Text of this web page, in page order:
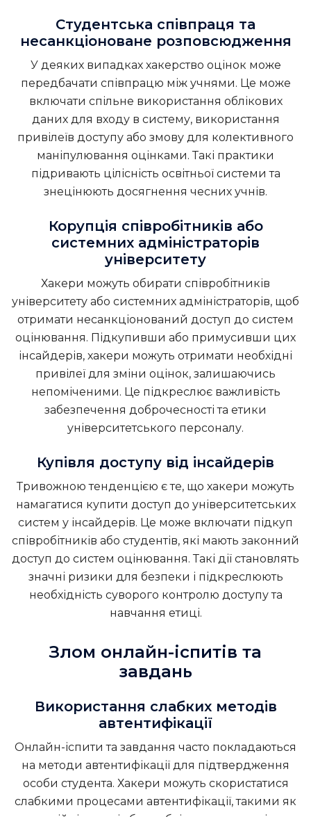
Студентська співпраця та
несанкціоноване розповсюдження
У деяких випадках хакерство оцінок може
передбачати співпрацю між учнями. Це може
включати спільне використання облікових
даних для входу в систему, використання
привілеїв доступу або змову для колективного
маніпулювання оцінками. Такі практики
підривають цілісність освітньої системи та
знецінюють досягнення чесних учнів.
Корупція співробітників або
системних адміністраторів
університету
Хакери можуть обирати співробітників
університету або системних адміністраторів, щоб
отримати несанкціонований доступ до систем
оцінювання. Підкупивши або примусивши цих
інсайдерів, хакери можуть отримати необхідні
привілеї для зміни оцінок, залишаючись
непоміченими. Це підкреслює важливість
забезпечення доброчесності та етики
університетського персоналу.
Купівля доступу від інсайдерів
Тривожною тенденцією є те, що хакери можуть
намагатися купити доступ до університетських
систем у інсайдерів. Це може включати підкуп
співробітників або студентів, які мають законний
доступ до систем оцінювання. Такі дії становлять
значні ризики для безпеки і підкреслюють
необхідність суворого контролю доступу та
навчання етиці.
Злом онлайн-іспитів та
завдань
Використання слабких методів
автентифікації
Онлайн-іспити та завдання часто покладаються
на методи автентифікації для підтвердження
особи студента. Хакери можуть скористатися
слабкими процесами автентифікації, такими як